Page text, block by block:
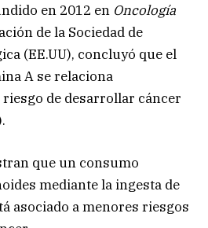
en 2012 en Oncología
de la Sociedad de
(EE.UU), concluyó que el
A se relaciona
de desarrollar cáncer
que un consumo
mediante la ingesta de
asociado a menores riesgos